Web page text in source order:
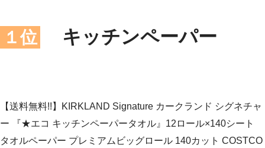
１位 キッチンペーパー
【送料無料!!】KIRKLAND Signature カークランド シグネチャ
ー 『★エコ キッチンペーパータオル』12ロール×140シート
タオルペーパー プレミアムビッグロール 140カット COSTCO